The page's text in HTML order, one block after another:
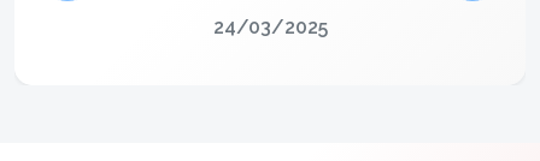
24/03/2025